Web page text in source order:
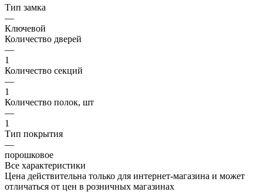
Тип замка
—
Ключевой
Количество дверей
—
1
Количество секций
—
1
Количество полок, шт
—
1
Тип покрытия
—
порошковое
Все характеристики
Цена действительна только для интернет-магазина и может
отличаться от цен в розничных магазинах